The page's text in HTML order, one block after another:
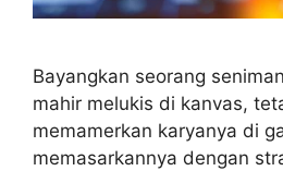
Bayangkan seorang
mahir melukis di kanvas,
memamerkan karyanya di
memasarkannya dengan